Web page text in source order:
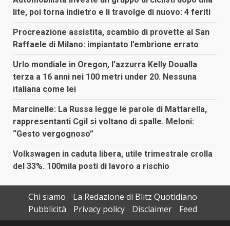
lite, poi torna indietro e li travolge di nuovo: 4 feriti
Procreazione assistita, scambio di provette al San
Raffaele di Milano: impiantato l’embrione errato
Urlo mondiale in Oregon, l’azzurra Kelly Doualla
terza a 16 anni nei 100 metri under 20. Nessuna
italiana come lei
Marcinelle: La Russa legge le parole di Mattarella,
rappresentanti Cgil si voltano di spalle. Meloni:
“Gesto vergognoso”
Volkswagen in caduta libera, utile trimestrale crolla
del 33%. 100mila posti di lavoro a rischio
Chi siamo
La Redazione di Blitz Quotidiano
Pubblicità
Privacy policy Disclaimer Feed